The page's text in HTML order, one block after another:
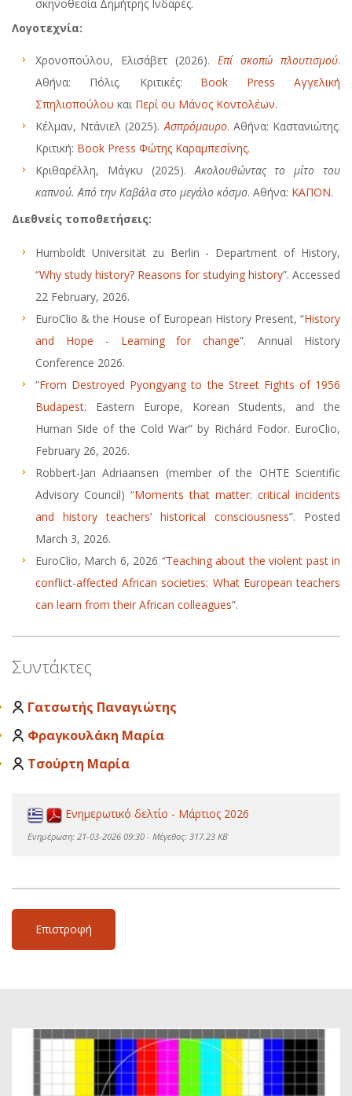
σκηνοθεσία Δημήτρης Ινδαρές.
Λογοτεχνία:
Xρονοπούλου, Ελισάβετ (2026). Επί σκοπώ πλουτισμού.
Αθήνα: Πόλις. Κριτικές: Βook Press Αγγελική
Σπηλιοπούλου και Περί ου Μάνος Κοντολέων.
Κέλμαν, Ντάνιελ (2025).Ασπρόμαυρο. Αθήνα: Καστανιώτης.
Κριτική: Βοοk Press Φώτης Καραμπεσίνης.
Κριθαρέλλη, Μάγκυ (2025).Ακολουθώντας το μίτο του
καπνού. Από την Καβάλα στο μεγάλο κόσμο. Αθήνα: ΚΑΠΟΝ.
Διεθνείς τοποθετήσεις:
Humboldt Universität zu Berlin - Department of History,
“Why study history? Reasons for studying history”. Accessed
22 February, 2026.
EuroClio & the House of European History Present, “History
and Hope - Learning for change”. Annual History
Conference 2026.
“From Destroyed Pyongyang to the Street Fights of 1956
Budapest: Eastern Europe, Korean Students, and the
Human Side of the Cold War” by Richárd Fodor. EuroClio,
February 26, 2026.
Robbert-Jan Adriaansen (member of the OHTE Scientific
Advisory Council) “Moments that matter: critical incidents
and history teachers’ historical consciousness”. Posted
March 3, 2026.
EuroClio, March 6, 2026 “Teaching about the violent past in
conflict-affected African societies: What European teachers
can learn from their African colleagues”.
Συντάκτες
Γατσωτής Παναγιώτης
Φραγκουλάκη Μαρία
Τσούρτη Μαρία
Ενημερωτικό δελτίο - Μάρτιος 2026
Ενημέρωση: 21-03-2026 09:30 - Μέγεθος: 317.23 KB
Επιστροφή